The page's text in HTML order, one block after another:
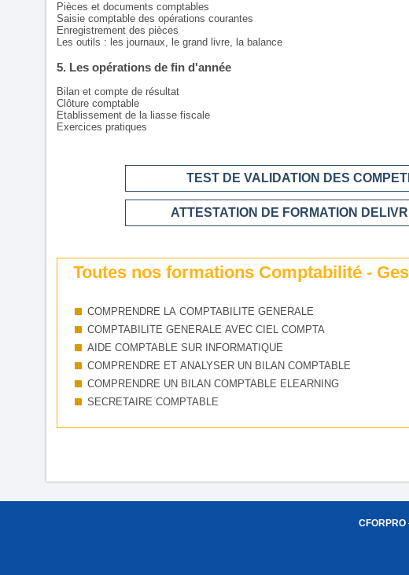
Pièces et documents comptables
Saisie comptable des opérations courantes
Enregistrement des pièces
Les outils : les journaux, le grand livre, la balance
5. Les opérations de fin d'année
Bilan et compte de résultat
Clôture comptable
Etablissement de la liasse fiscale
Exercices pratiques
TEST DE VALIDATION DES
ATTESTATION DE FORMATION
Toutes nos formations Comptabilité -
COMPRENDRE LA COMPTABILITE GENERALE
COMPTABILITE GENERALE AVEC CIEL COMPTA
AIDE COMPTABLE SUR INFORMATIQUE
COMPRENDRE ET ANALYSER UN BILAN COMPTABLE
COMPRENDRE UN BILAN COMPTABLE ELEARNING
SECRETAIRE COMPTABLE
CFORPRO